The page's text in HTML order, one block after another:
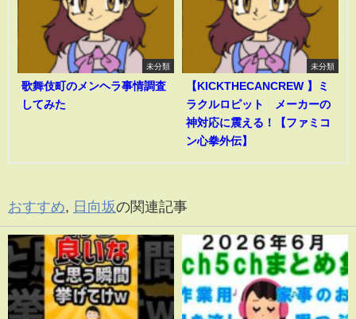
未分類
歌舞伎町のメンヘラ事情調査
してみた
未分類
【KICKTHECANCREW 】ミ
ラクルロピット メーカーの
神対応に震える！【ファミコ
ン心拳外伝】
おすすめ, 日向坂の関連記事